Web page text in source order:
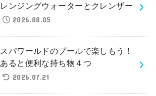
レンジングウォーターとクレンザー
2026.08.05
スパワールドのプールで楽しもう！
あると便利な持ち物４つ
2026.07.21